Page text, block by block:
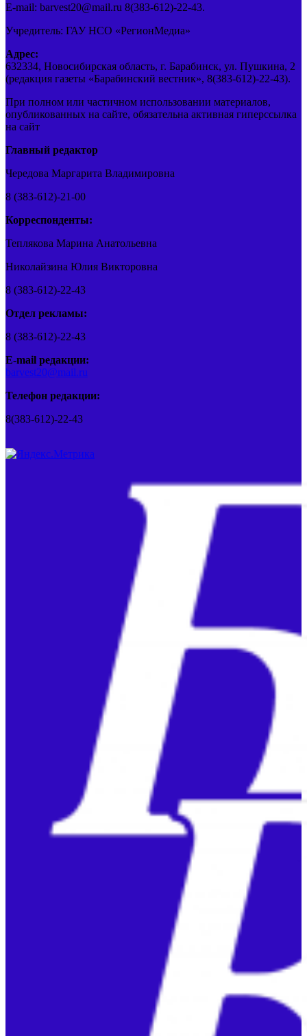
E-mail: barvest20@mail.ru 8(383-612)-22-43.
Учредитель: ГАУ НСО «РегионМедиа»
Адрес:
632334, Новосибирская область, г. Барабинск, ул. Пушкина, 2
(редакция газеты «Барабинский вестник», 8(383-612)-22-43).
При полном или частичном использовании материалов,
опубликованных на сайте, обязательна активная гиперссылка
на сайт
Главный редактор
Чередова Маргарита Владимировна
8 (383-612)-21-00
Корреспонденты:
Теплякова Марина Анатольевна
Николайзина Юлия Викторовна
8 (383-612)-22-43
Отдел рекламы:
8 (383-612)-22-43
E-mail редакции:
barvest20@mail.ru
Телефон редакции:
8(383-612)-22-43